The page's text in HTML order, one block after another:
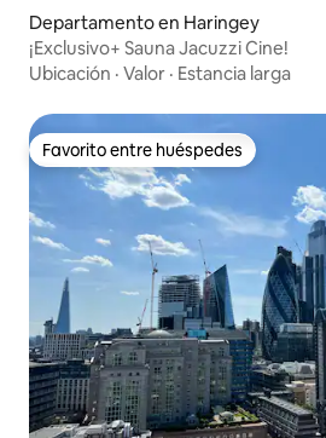
Departamento en Haringey
¡Exclusivo+ Sauna Jacuzzi Cine!
Ubicación · Valor · Estancia larga
Favorito entre huéspedes
Favorito entre huéspedes